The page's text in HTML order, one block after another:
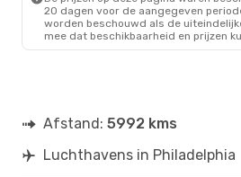
20 dagen voor de aangegeven
worden beschouwd als de
mee dat beschikbaarheid en prijzen
Afstand: 5992 kms
Luchthavens in Philadelphia